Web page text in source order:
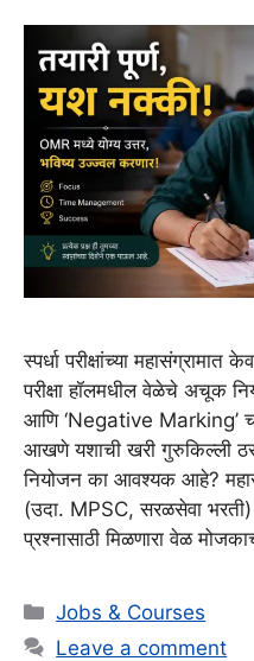
स्पर्धा परीक्षांच्या
परीक्षा हॉलमधील वेळेचे अचूक
आणि ‘Negative Marking’
आखणे यशाची खरी गुरुकिल्ली
नियोजन का आवश्यक आहे?
(उदा. MPSC, सरळसेवा भरती)
प्रश्नासाठी मिळणारा वेळ
Categories
Jobs & Courses
Leave a comment